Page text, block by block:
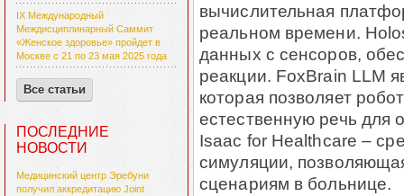
IX Международный
Междисциплинарный Саммит
«Женское здоровье» пройдет в
Москве с 21 по 23 мая 2025 года
Все статьи
ПОСЛЕДНИЕ
НОВОСТИ
Медицинский центр Эребуни
получил аккредитацию Joint
вычислительная
реальном времени.
данных с сенсоров,
реакции. FoxBrain LLM
которая позволяет
естественную речь для
Isaac for Healthcare –
симуляции,
сценариям в больнице.